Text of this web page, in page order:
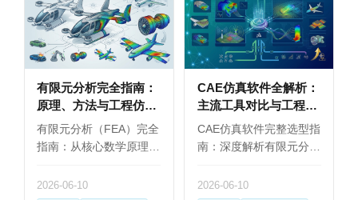
有限元分析完全指南：
原理、方法与工程仿真
软件选型（2026）
有限元分析（FEA）完全
指南：从核心数学原理…
2026-06-10
CAE仿真软件全解析：
主流工具对比与工程师
选型指南
CAE仿真软件完整选型指
南：深度解析有限元分…
2026-06-10